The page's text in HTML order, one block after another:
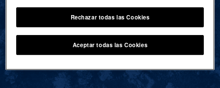
VOLVER AL INICIO
Rechazar todas las Cookies
Aceptar todas las Cookies